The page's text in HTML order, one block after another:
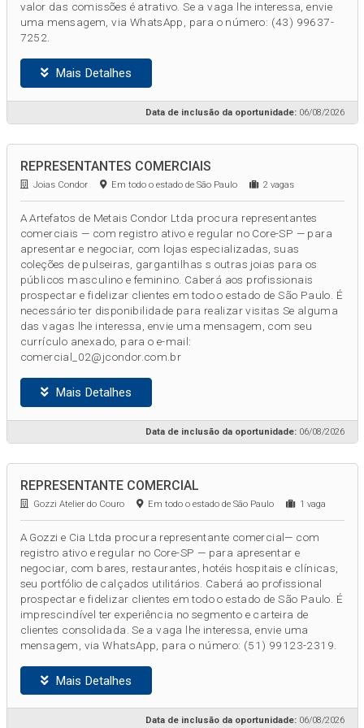
valor das comissões é atrativo. Se a vaga lhe interessa, envie
uma mensagem, via WhatsApp, para o número: (43) 99637-
7252.
Mais Detalhes
Data de inclusão da oportunidade:06/08/2026
REPRESENTANTES COMERCIAIS
Joias Condor Em todo o estado de São Paulo 2 vagas
A Artefatos de Metais Condor Ltda procura representantes
comerciais — com registro ativo e regular no Core-SP — para
apresentar e negociar, com lojas especializadas, suas
coleções de pulseiras, gargantilhas s outras joias para os
públicos masculino e feminino. Caberá aos profissionais
prospectar e fidelizar clientes em todo o estado de São Paulo. É
necessário ter disponibilidade para realizar visitas Se alguma
das vagas lhe interessa, envie uma mensagem, com seu
currículo anexado, para o e-mail:
comercial_02@jcondor.com.br
Mais Detalhes
Data de inclusão da oportunidade:06/08/2026
REPRESENTANTE COMERCIAL
Gozzi Atelier do Couro Em todo o estado de São Paulo 1 vaga
A Gozzi e Cia Ltda procura representante comercial— com
registro ativo e regular no Core-SP — para apresentar e
negociar, com bares, restaurantes, hotéis hospitais e clínicas,
seu portfólio de calçados utilitários. Caberá ao profissional
prospectar e fidelizar clientes em todo o estado de São Paulo. É
imprescindível ter experiência no segmento e carteira de
clientes consolidada. Se a vaga lhe interessa, envie uma
mensagem, via WhatsApp, para o número: (51) 99123-2319.
Mais Detalhes
Data de inclusão da oportunidade:06/08/2026